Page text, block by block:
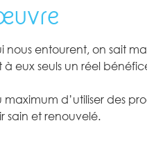
nous entourent, on sait
eux seuls un réel
maximum d’utiliser des
sain et renouvelé.